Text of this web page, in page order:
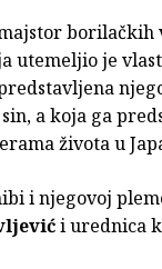
borilačkih
utemeljio je
a koja ga
života u
i njegovoj
i urednica